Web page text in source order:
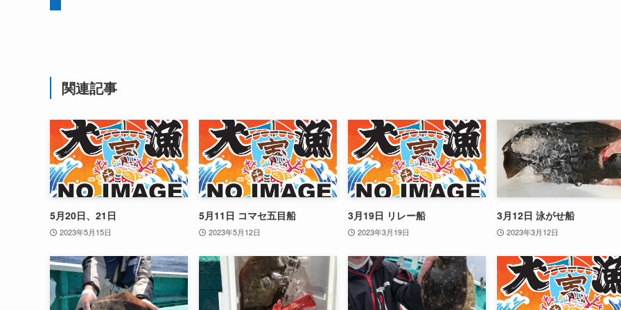
関連記事
5月20日、21日
2023年5月15日
5月11日 コマセ五目船
2023年5月12日
3月19日 リレー船
2023年3月19日
3月12日 泳がせ船
2023年3月12日